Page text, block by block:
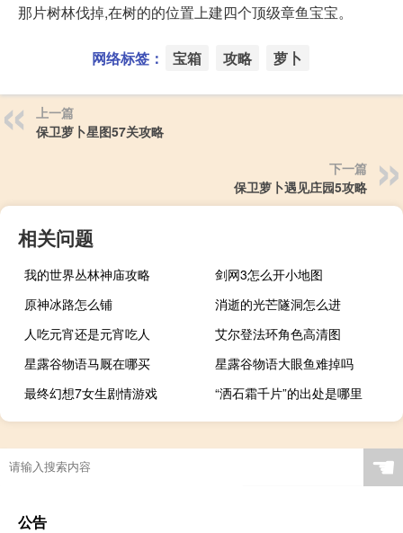
那片树林伐掉,在树的的位置上建四个顶级章鱼宝宝。
网络标签： 宝箱 攻略 萝卜
上一篇
保卫萝卜星图57关攻略
下一篇
保卫萝卜遇见庄园5攻略
相关问题
我的世界丛林神庙攻略
剑网3怎么开小地图
原神冰路怎么铺
消逝的光芒隧洞怎么进
人吃元宵还是元宵吃人
艾尔登法环角色高清图
星露谷物语马厩在哪买
星露谷物语大眼鱼难掉吗
最终幻想7女生剧情游戏
“洒石霜千片”的出处是哪里
☚
公告